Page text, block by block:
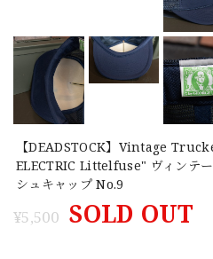
【DEADSTOCK】Vintage
ELECTRIC Littelfuse" ヴィンテ
シュキャップ No.9
¥5,500 SOLD OUT